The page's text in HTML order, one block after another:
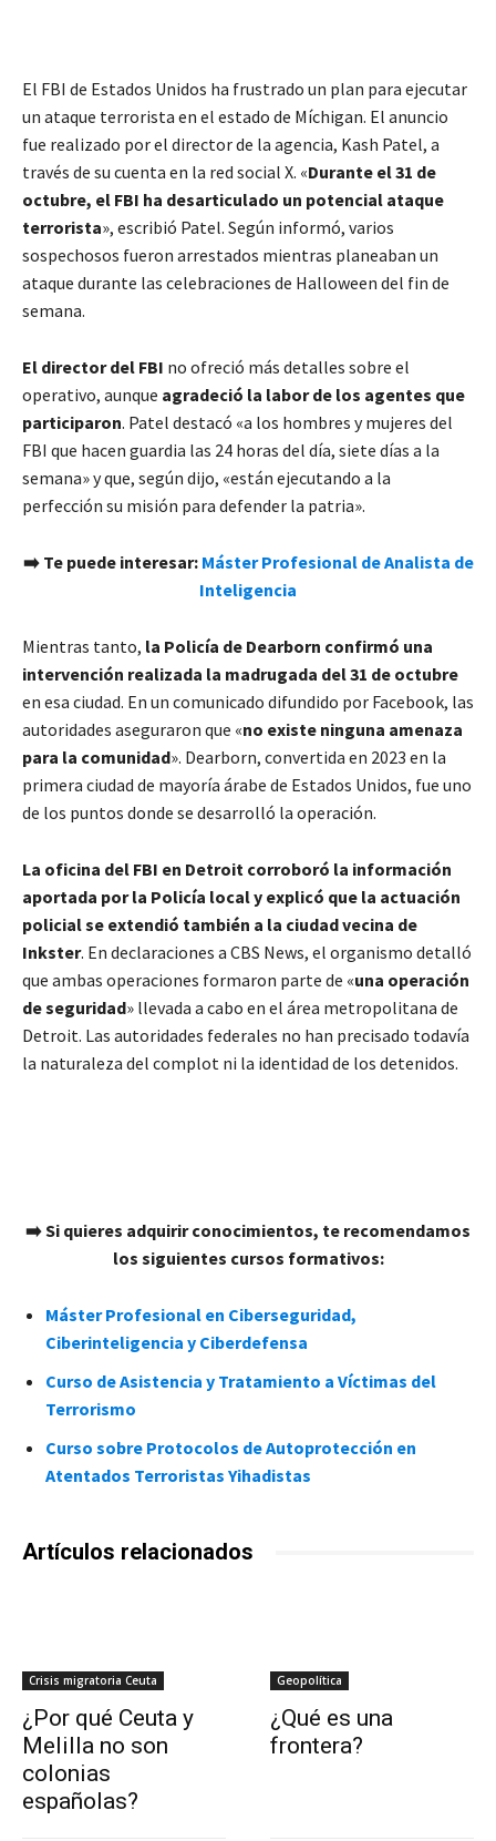
El FBI de Estados Unidos ha frustrado un plan para ejecutar
un ataque terrorista en el estado de Míchigan. El anuncio
fue realizado por el director de la agencia, Kash Patel, a
través de su cuenta en la red social X. «Durante el 31 de
octubre, el FBI ha desarticulado un potencial ataque
terrorista», escribió Patel. Según informó, varios
sospechosos fueron arrestados mientras planeaban un
ataque durante las celebraciones de Halloween del fin de
semana.
El director del FBI no ofreció más detalles sobre el
operativo, aunque agradeció la labor de los agentes que
participaron. Patel destacó «a los hombres y mujeres del
FBI que hacen guardia las 24 horas del día, siete días a la
semana» y que, según dijo, «están ejecutando a la
perfección su misión para defender la patria».
➡️ Te puede interesar: Máster Profesional de Analista de
Inteligencia
Mientras tanto, la Policía de Dearborn confirmó una
intervención realizada la madrugada del 31 de octubre
en esa ciudad. En un comunicado difundido por Facebook, las
autoridades aseguraron que «no existe ninguna amenaza
para la comunidad». Dearborn, convertida en 2023 en la
primera ciudad de mayoría árabe de Estados Unidos, fue uno
de los puntos donde se desarrolló la operación.
La oficina del FBI en Detroit corroboró la información
aportada por la Policía local y explicó que la actuación
policial se extendió también a la ciudad vecina de
Inkster. En declaraciones a CBS News, el organismo detalló
que ambas operaciones formaron parte de «una operación
de seguridad» llevada a cabo en el área metropolitana de
Detroit. Las autoridades federales no han precisado todavía
la naturaleza del complot ni la identidad de los detenidos.
➡️ Si quieres adquirir conocimientos, te recomendamos
los siguientes cursos formativos:
Máster Profesional en Ciberseguridad,
Ciberinteligencia y Ciberdefensa
Curso de Asistencia y Tratamiento a Víctimas del
Terrorismo
Curso sobre Protocolos de Autoprotección en
Atentados Terroristas Yihadistas
Artículos relacionados
Crisis migratoria Ceuta
¿Por qué Ceuta y
Melilla no son
colonias
españolas?
Geopolítica
¿Qué es una
frontera?